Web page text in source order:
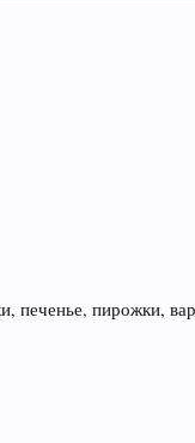
пирожки,